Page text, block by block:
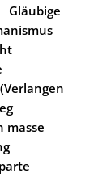
Gläubige
masse